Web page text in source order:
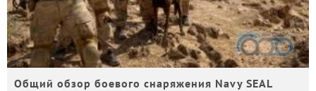
Общий обзор боевого снаряжения Navy SEAL